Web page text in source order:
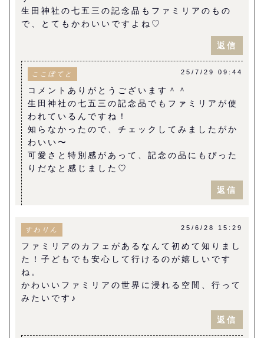
生田神社の七五三の記念品もファミリアのもの
で、とてもかわいいですよね♡
返信
ここぽてと 25/7/29 09:44
コメントありがとうございます＾＾
生田神社の七五三の記念品でもファミリアが使
われているんですね！
知らなかったので、チェックしてみましたがか
わいい〜
可愛さと特別感があって、記念の品にもぴった
りだなと感じました♡
返信
すわりん 25/6/28 15:29
ファミリアのカフェがあるなんて初めて知りまし
た！子どもでも安心して行けるのが嬉しいです
ね。
かわいいファミリアの世界に浸れる空間、行って
みたいです♪
返信